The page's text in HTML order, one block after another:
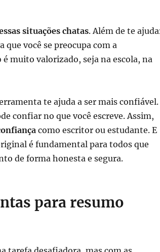
situações chatas. Além de te
você se preocupa com a
muito valorizado, seja na escola, na
te ajuda a ser mais confiável.
confiar no que você escreve. Assim,
como escritor ou estudante. E
é fundamental para todos que
de forma honesta e segura.
para resumo